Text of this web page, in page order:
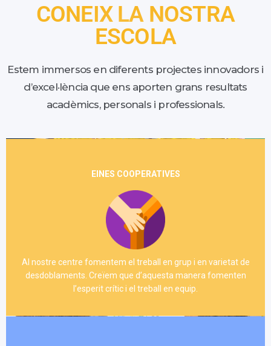
CONEIX LA NOSTRA
ESCOLA
Estem immersos en diferents projectes innovadors i
d’excel·lència que ens aporten grans resultats
acadèmics, personals i professionals.
EINES COOPERATIVES
Al nostre centre fomentem el treball en grup i en varietat de
desdoblaments. Creïem que d’aquesta manera fomenten
l’esperit crític i el treball en equip.